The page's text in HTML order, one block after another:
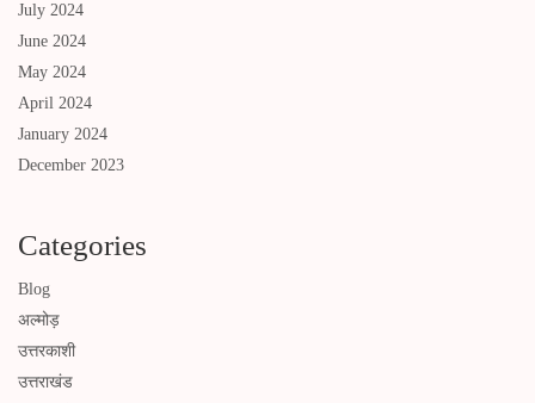
July 2024
June 2024
May 2024
April 2024
January 2024
December 2023
Categories
Blog
अल्मोड़
उत्तरकाशी
उत्तराखंड